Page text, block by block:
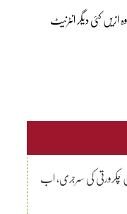
کئی دیگر انٹرنیٹ
چکرورتی کی سرجری، اب